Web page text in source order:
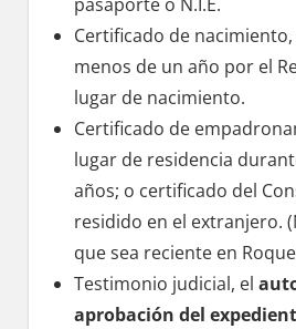
Certificado dе
menos dе un año pοr el
lugar dе nacimiento.
Certificado dе
lugar dе residencia
años; ο certificado del
residido en el extranjero.
quе sea reciente en
Testimonio judicial, el
aprobación del